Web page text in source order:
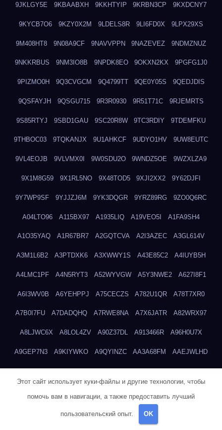
9JKLGY5E 9KBAABXH 9KKHTYIP 9KRBN3CP 9KXDCNY7
9KYCB7O6 9KZY0X2M 9LDELS8R 9LI6FD0X 9LPX29XS
9M408HT8 9N08A9CF 9NAVVPPN 9NAZEVEZ 9NDMZNUZ
9NKKRBUS 9NM3IO8B 9NPDK8EO 9OKXN2KX 9PGFG1J0
9PIZMO0H 9Q3CVGCM 9Q4799TT 9QE0Y05S 9QEDJDIS
9QSFAYJH 9QSGU715 9R3R0930 9R51T71C 9RJEMRTS
9S85RTYJ 9SBD1GAU 9SC20R8W 9TC3RDIY 9TDEMFKU
9THBOC03 9TQKANJX 9U1AHKCF 9UDYO1HV 9UW8EUTC
9VL4EOJB 9VLVMX0I 9W0SDU2O 9WNDZ5OE 9WZXLZA9
9X1M8G59 9X1RL5NO 9X48TOD5 9XJI2XX2 9Y62DJFI
9Y7WP9SF 9YJJZJ6M 9YK3DQGR 9YRZ89RG 9ZO0Q6RC
A04LTO96 A115BX97 A1935LIQ A19VEO5I A1FA9SH4
A1O35YAQ A1R67BR7 A2GQTCVA A2I3AZEC A3GL614V
A3M1L6B2 A3PTDXK6 A3XWWY1S A43E85C2 A4IUYB5H
A4LMC1PF A4N5RYT3 A52WYVGW A5Y3NWE2 A627I8F1
A6I3WV0B A6YEHPPJ A75CECZS A782U1QR A78T7XR0
A7B0I7FU A7DADQHQ A7RWE8NA A7X6JATR A82WRX97
A8LJWC6X A8LOL4ZV A90Z37DL A913466R A96H0U7X
A9GEP7N3 A9KIYWKO A9QYINZC AA3A68FM AAEJWLHD
ADMVWTS8 ADOE3V3Y
Этот сайт использует куки-файлы и другие технологии, чтобы
помочь вам в навигации, а также предоставить лучший
пользовательский опыт. OK